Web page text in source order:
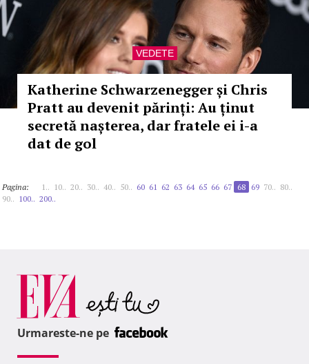
VEDETE
Katherine Schwarzenegger și Chris
Pratt au devenit părinți: Au ținut
secretă nașterea, dar fratele ei i-a
dat de gol
Pagina: 1.. 10.. 20.. 30.. 40.. 50.. 60 61 62 63 64 65 66 67 68 69 70.. 80..
90.. 100.. 200..
Urmareste-ne pe